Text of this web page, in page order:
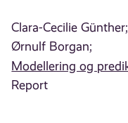
Clara-Cecilie Günther;
Ørnulf Borgan;
Modellering og
Report